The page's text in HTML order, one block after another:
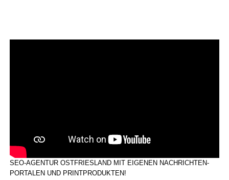
SEO-AGEN­TUR OST­FRIES­LAND MIT EIGE­NEN NACH­RICH­TEN­
POR­TA­LEN UND PRINTPRODUKTEN!